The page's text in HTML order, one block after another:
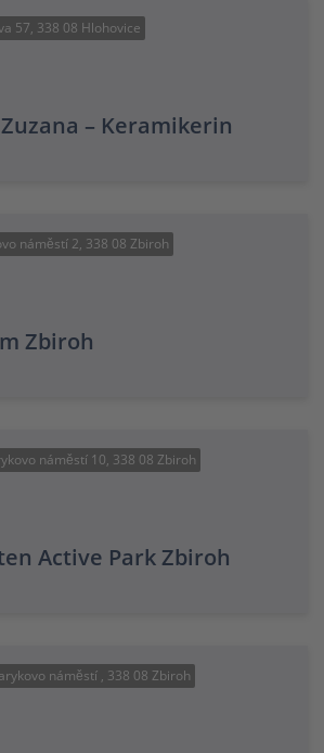
57, 338 08 Hlohovice
– Keramikerin
náměstí 2, 338 08 Zbiroh
Zbiroh
náměstí 10, 338 08 Zbiroh
Active Park Zbiroh
náměstí , 338 08 Zbiroh